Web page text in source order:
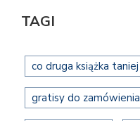
TAGI
co druga książka taniej
gratisy do zamówienia